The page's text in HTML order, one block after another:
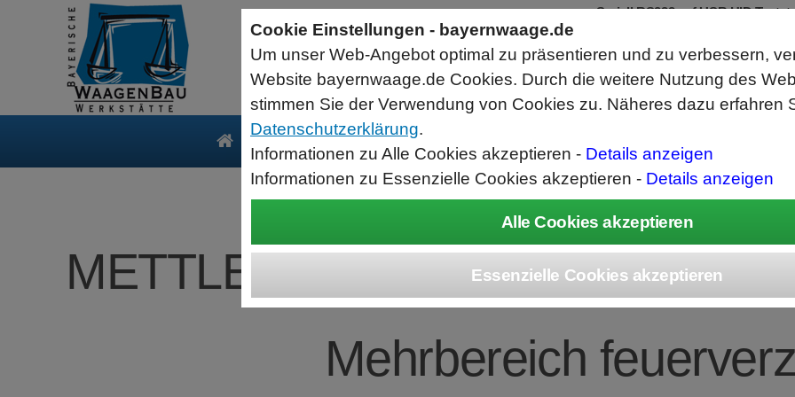
METTLER-TOLEDO
Mehrbereich
Produkte Service
Sartorius Feuchtebestimmer MA35
jetzt zum Aktionspreis
Der MA35 ist das Einsteigermodell zur schnellen und
zuverlässigen Bestimmung der Materialfeuchte flüssiger, pastöser
und fester Substanzen mit dem Verfahren der Thermogravimetrie.
Wägebereich: 35 g, Ablesbarkeit: 1 mg
Seriell RS232 auf USB HID
RS232 Daten in Computer
Funktioniert wie eine USB Tastatur,
Verwendet Standard USB Tastatur
Datenbearbeitung vor Ausgabe
Cookie Einstellungen - bayernwaage.de
Um unser Web-Angebot optimal zu präsentieren und zu verbessern,
Website bayernwaage.de Cookies. Durch die weitere Nutzung des
stimmen Sie der Verwendung von Cookies zu. Näheres dazu erfahren
Datenschutzerklärung.
Informationen zu Alle Cookies akzeptieren - Details anzeigen
Informationen zu Essenzielle Cookies akzeptieren - Details anzeigen